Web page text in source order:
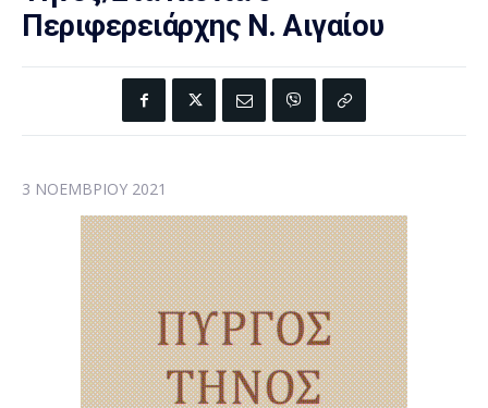
Περιφερειάρχης Ν. Αιγαίου
3 ΝΟΕΜΒΡΊΟΥ 2021